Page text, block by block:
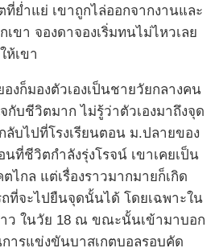
ย่ำแย่ เขาถูกไล่ออกจากงานและ
ขา จองดาจองเริ่มทนไม่ไหวเลย
ห้เขา
งก็มองตัวเองเป็นชายวัยกลางคน
กับชีวิตมาก ไม่รู้ว่าตัวเองมาถึงจุด
ลับไปที่โรงเรียนตอน ม.ปลายของ
นที่ชีวิตกำลังรุ่งโรจน์ เขาเคยเป็น
ไกล แต่เรื่องราวมากมายก็เกิด
ที่จะไปยืนจุดนั้นได้ โดยเฉพาะใน
ว ในวัย 18 ณ ขณะนั้นเข้ามาบอก
การแข่งขันบาสเกตบอลรอบคัด